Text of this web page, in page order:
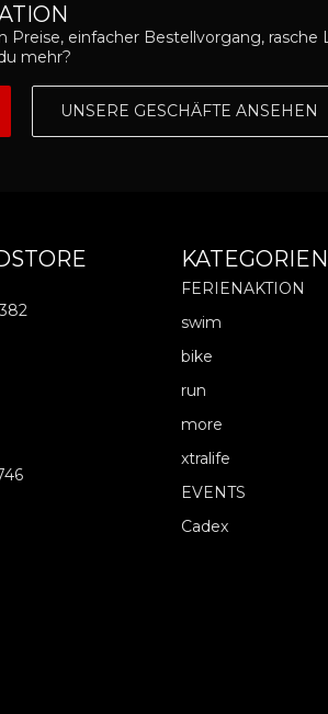
Preise, einfacher Bestellvorgang, rasche
mehr?
UNSERE GESCHÄFTE ANSEHEN
KATEGORIEN
FERIENAKTION
swim
bike
run
more
xtralife
EVENTS
Cadex